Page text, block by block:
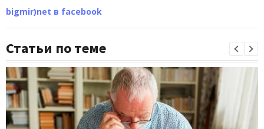
bigmir)net в facebook
Статьи по теме